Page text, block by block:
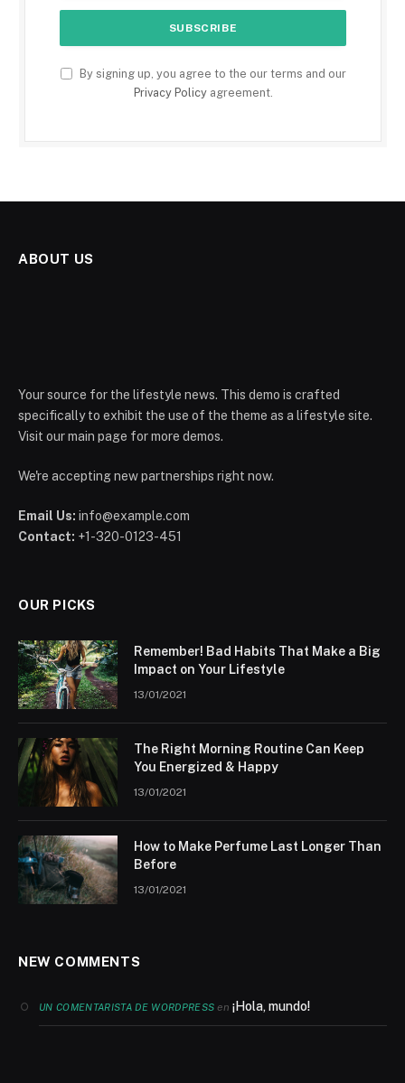
By signing up, you agree to the our terms and our
Privacy Policyagreement.
ABOUT US
Your source for the lifestyle news. This demo is crafted
specifically to exhibit the use of the theme as a lifestyle site.
Visit our main page for more demos.
We're accepting new partnerships right now.
Email Us: info@example.com
Contact: +1-320-0123-451
OUR PICKS
Remember! Bad Habits That Make a Big
Impact on Your Lifestyle
13/01/2021
The Right Morning Routine Can Keep
You Energized & Happy
13/01/2021
How to Make Perfume Last Longer Than
Before
13/01/2021
NEW COMMENTS
UN COMENTARISTA DE WORDPRESS en¡Hola, mundo!